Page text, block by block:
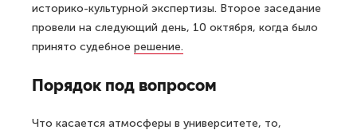
историко-культурной экспертизы. Второе заседание
провели на следующий день, 10 октября, когда было
принято судебное решение.
Порядок под вопросом
Что касается атмосферы в университете, то,